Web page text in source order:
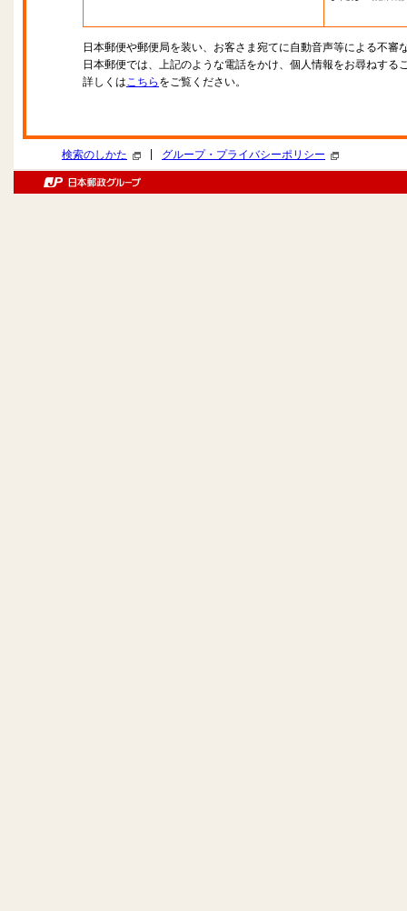
日本郵便や郵便局を装い、お客さま宛てに自動音声等による不審
日本郵便では、上記のような電話をかけ、個人情報をお尋ねする
詳しくはこちら をご覧ください。
検索のしかた グループ・プライバシーポリシー